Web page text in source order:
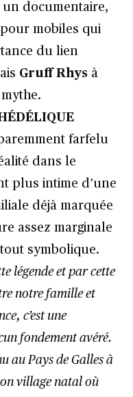
documentaire,
mobiles qui
du lien
Gruff Rhys à
ÉLIQUE
farfelu
dans le
plus intime d’une
déjà marquée
assez marginale
symbolique.
légende et par cette
notre famille et
c’est une
fondement avéré.
au Pays de Galles à
village natal où